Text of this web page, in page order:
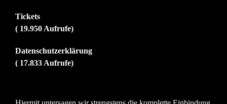
Tickets
( 19.950 Aufrufe)
Datenschutzerklärung
( 17.833 Aufrufe)